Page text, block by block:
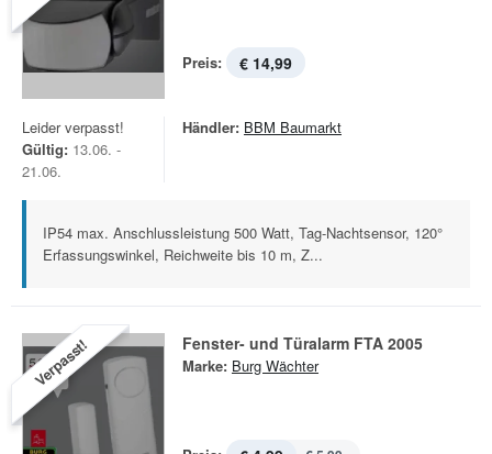
Preis: € 14,99
Leider verpasst!
Gültig: 13.06. -
21.06.
Händler: BBM Baumarkt
IP54 max. Anschlussleistung 500 Watt, Tag-Nachtsensor, 120°
Erfassungswinkel, Reichweite bis 10 m, Z...
Verpasst! Fenster- und Türalarm FTA 2005
Marke: Burg Wächter